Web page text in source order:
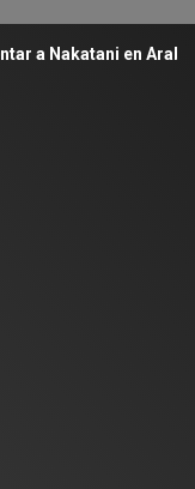
Nakatani en Arabia